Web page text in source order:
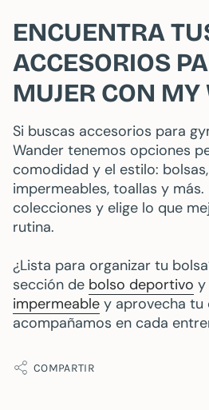
ENCUENTRA
ACCESORIOS
MUJER CON
Si buscas accesorios para
Wander tenemos opciones
comodidad y el estilo:
impermeables, toallas y más.
colecciones y elige lo que
rutina.
¿Lista para organizar tu
sección de bolso deportivo y
impermeable y aprovecha tu
acompañamos en cada
COMPARTIR